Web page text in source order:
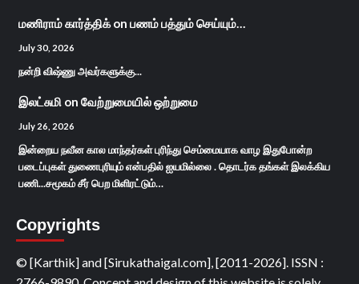
மணிராம் கார்த்திக்on பணம் பத்தும் செய்யும்…
July 30, 2026
நன்றி விஷ்ணு அவர்களுக்கு...
இலட்சுமி on வேற்றுமையில் ஒற்றுமை
July 26, 2026
இன்றைய நவீன கால மாந்தர்கள் புரிந்து செம்மையாக வாழ இதுபோன்ற
படைப்புகள் துணைபுரியும் என்பதில் ஐயமில்லை . தொடர்க தங்கள் இலக்கிய
பணி...சமூகம் சீர் பெற மிளிரட்டும்…
Copyrights
© [Karthik] and [Sirukathaigal.com], [2011-2026]. ISSN :